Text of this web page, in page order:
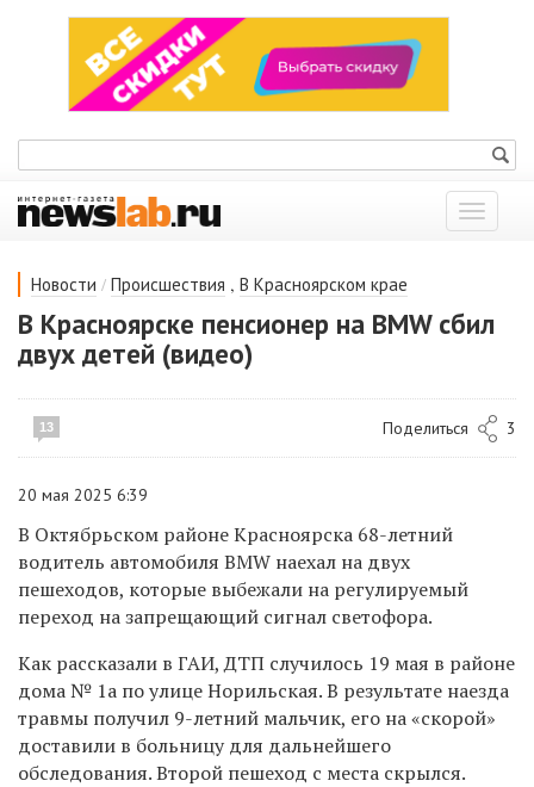
Показать
меню
Новости / Происшествия , В Красноярском крае
В Красноярске пенсионер на BMW сбил
двух детей (видео)
13 Поделиться 3
20 мая 2025 6:39
В Октябрьском районе Красноярска 68-летний
водитель автомобиля BMW наехал на двух
пешеходов, которые выбежали на регулируемый
переход на запрещающий сигнал светофора.
Как рассказали в ГАИ, ДТП случилось 19 мая в районе
дома № 1а по улице Норильская. В результате наезда
травмы получил 9-летний мальчик, его на «скорой»
доставили в больницу для дальнейшего
обследования. Второй пешеход с места скрылся.